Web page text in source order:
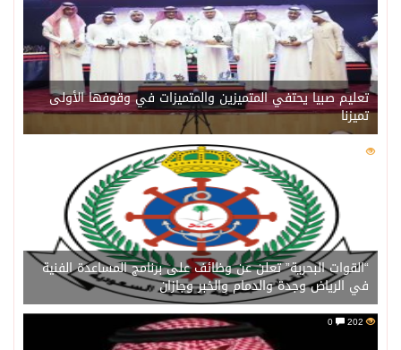
تعليم صبيا يحتفي المتميزين والمتميزات في وقوفها الأولى
تميزنا
203
“القوات البحرية” تعلن عن وظائف على برنامج المساعدة الفنية
في الرياض وجدة والدمام والخبر وجازان
202